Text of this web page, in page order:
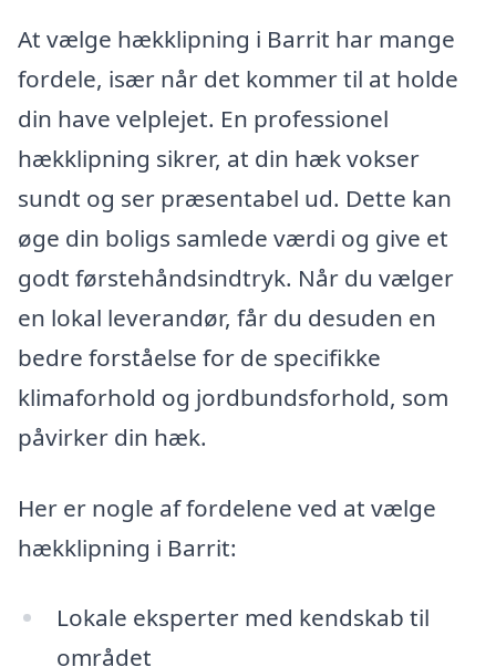
At vælge hækklipning i Barrit har mange
fordele, især når det kommer til at holde
din have velplejet. En professionel
hækklipning sikrer, at din hæk vokser
sundt og ser præsentabel ud. Dette kan
øge din boligs samlede værdi og give et
godt førstehåndsindtryk. Når du vælger
en lokal leverandør, får du desuden en
bedre forståelse for de specifikke
klimaforhold og jordbundsforhold, som
påvirker din hæk.
Her er nogle af fordelene ved at vælge
hækklipning i Barrit:
Lokale eksperter med kendskab til
området